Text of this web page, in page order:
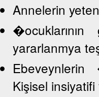
Annelerin
yararlanmya
Kişisel